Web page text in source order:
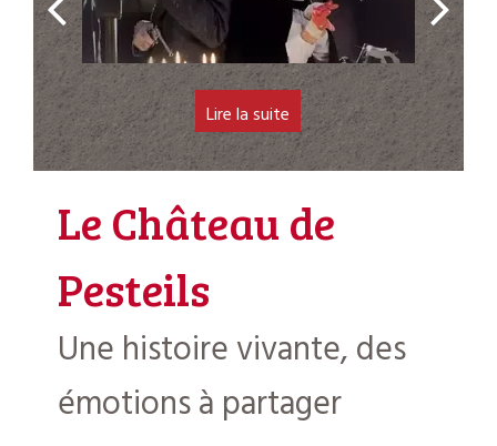
Le Château de
Pesteils
Une histoire vivante, des
émotions à partager